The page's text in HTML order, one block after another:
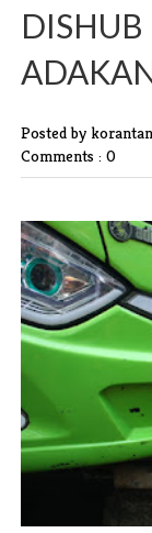
Posted by
Comments : 0